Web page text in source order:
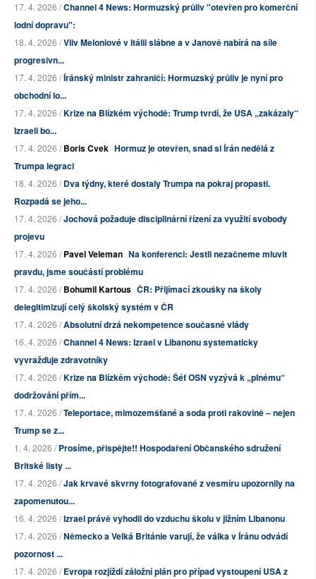
17. 4. 2026 /Channel 4 News: Hormuzský průliv "otevřen pro komerční
lodní dopravu":
18. 4. 2026 /Vliv Meloniové v Itálii slábne a v Janově nabírá na síle
progresivn...
17. 4. 2026 /Íránský ministr zahraničí: Hormuzský průliv je nyní pro
obchodní lo...
17. 4. 2026 /Krize na Blízkém východě: Trump tvrdí, že USA „zakázaly“
Izraeli bo...
17. 4. 2026 /Boris Cvek Hormuz je otevřen, snad si Írán nedělá z
Trumpa legraci
18. 4. 2026 /Dva týdny, které dostaly Trumpa na pokraj propasti.
Rozpadá se jeho...
17. 4. 2026 /Jochová požaduje disciplinární řízení za využití svobody
projevu
17. 4. 2026 /Pavel Veleman Na konferenci: Jestli nezačneme mluvit
pravdu, jsme součástí problému
17. 4. 2026 /Bohumil Kartous ČR: Přijímací zkoušky na školy
delegitimizují celý školský systém v ČR
17. 4. 2026 /Absolutní drzá nekompetence současné vlády
16. 4. 2026 /Channel 4 News: Izrael v Libanonu systematicky
vyvražďuje zdravotníky
17. 4. 2026 /Krize na Blízkém východě: Šéf OSN vyzývá k „plnému“
dodržování přím...
17. 4. 2026 /Teleportace, mimozemšťané a soda proti rakovině – nejen
Trump se z...
1. 4. 2026 /Prosíme, přispějte!! Hospodaření Občanského sdružení
Britské listy ...
17. 4. 2026 /Jak krvavé skvrny fotografované z vesmíru upozornily na
zapomenutou...
16. 4. 2026 /Izrael právě vyhodil do vzduchu školu v jižním Libanonu
17. 4. 2026 /Německo a Velká Británie varují, že válka v Íránu odvádí
pozornost ...
17. 4. 2026 /Evropa rozjíždí záložní plán pro případ vystoupení USA z